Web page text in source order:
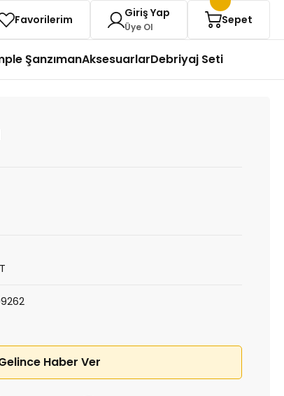
Favorilerim Giriş Yap
Üye Ol
Sepet
ŞanzımanAksesuarlarDebriyaj Seti
Haber Ver